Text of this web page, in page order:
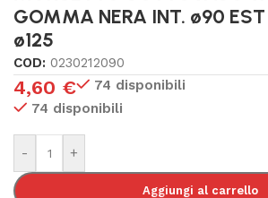
GOMMA NERA INT. ø90 EST
ø125
COD: 0230212090
4,60 €
74 disponibili
74 disponibili
- +
Aggiungi al carrello